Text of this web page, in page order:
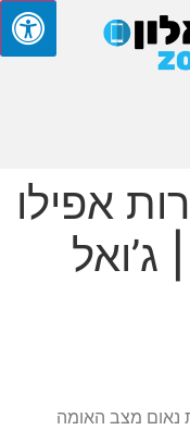
אפילו
אובמה את נאום מצב האומה